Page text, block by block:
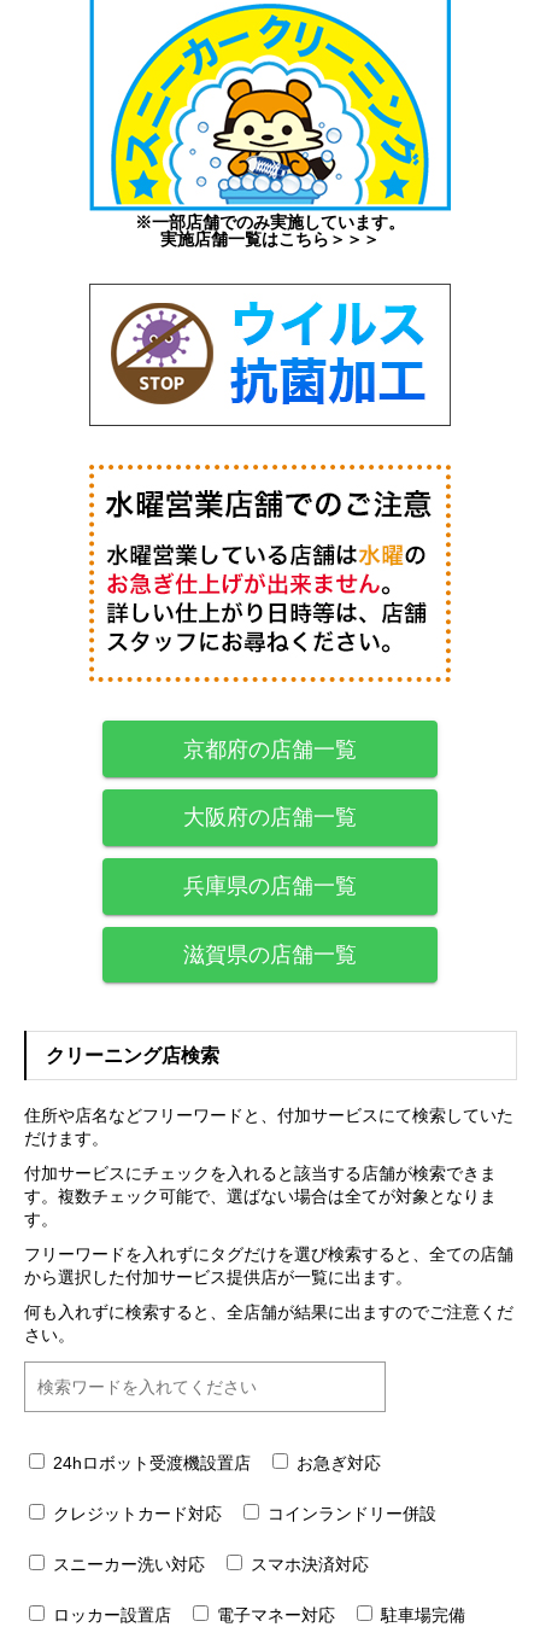
※一部店舗でのみ実施しています。
実施店舗一覧はこちら＞＞＞
京都府の店舗一覧
大阪府の店舗一覧
兵庫県の店舗一覧
滋賀県の店舗一覧
クリーニング店検索
住所や店名などフリーワードと、付加サービスにて検索していた
だけます。
付加サービスにチェックを入れると該当する店舗が検索できま
す。複数チェック可能で、選ばない場合は全てが対象となりま
す。
フリーワードを入れずにタグだけを選び検索すると、全ての店舗
から選択した付加サービス提供店が一覧に出ます。
何も入れずに検索すると、全店舗が結果に出ますのでご注意くだ
さい。
24hロボット受渡機設置店 お急ぎ対応
クレジットカード対応 コインランドリー併設
スニーカー洗い対応 スマホ決済対応
ロッカー設置店 電子マネー対応 駐車場完備